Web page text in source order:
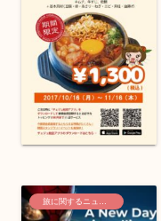
旅に関するニュース